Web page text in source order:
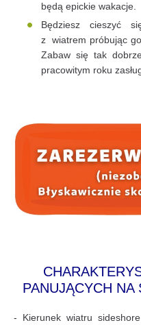
będą epickie wakacje.
Będziesz
z wiatrem próbując
Zabaw się tak
pracowitym roku
PANUJĄCYCH
- Kierunek wiatru